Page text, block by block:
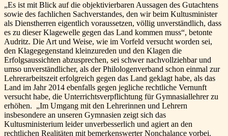
„Es ist mit Blick auf die objektivierbaren Aussagen des Gutachtens
sowie des fachlichen Sachverstandes, den wir beim Kultusminister
als Dienstherren eigentlich voraussetzen, völlig unverständlich, dass
es zu dieser Klagewelle gegen das Land kommen muss“, betonte
Audritz. Die Art und Weise, wie im Vorfeld versucht worden sei,
den Klagegegenstand kleinzureden und den Klagen die
Erfolgsaussichten abzusprechen, sei schwer nachvollziehbar und
umso unverständlicher, als der Philologenverband schon einmal zur
Lehrerarbeitszeit erfolgreich gegen das Land geklagt habe, als das
Land im Jahr 2014 ebenfalls gegen jegliche rechtliche Vernunft
versucht habe, die Unterrichtsverpflichtung für Gymnasiallehrer zu
erhöhen. „Im Umgang mit den Lehrerinnen und Lehrern
insbesondere an unseren Gymnasien zeigt sich das
Kultusministerium leider unverbesserlich und agiert an den
rechtlichen Realitäten mit bemerkenswerter Nonchalance vorbei.